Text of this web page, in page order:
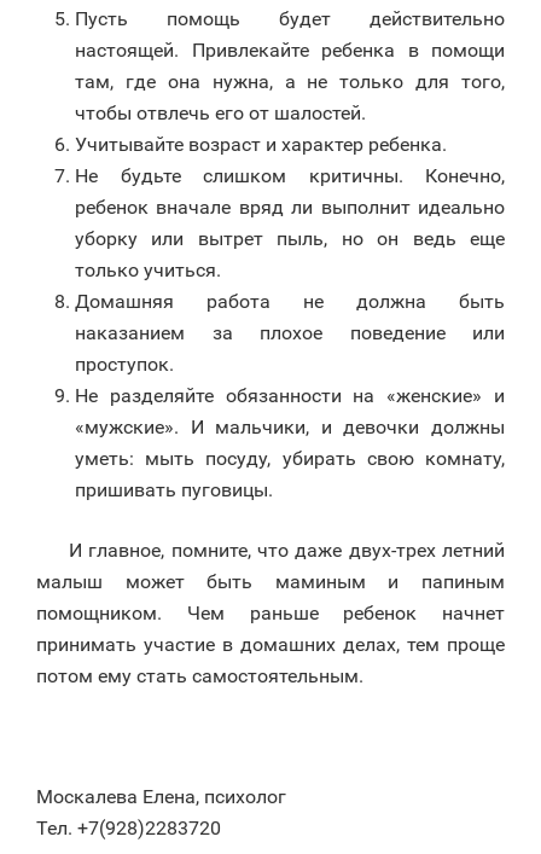
Пусть помощь будет действительно
настоящей. Привлекайте ребенка в помощи
там, где она нужна, а не только для того,
чтобы отвлечь его от шалостей.
Учитывайте возраст и характер ребенка.
Не будьте слишком критичны. Конечно,
ребенок вначале вряд ли выполнит идеально
уборку или вытрет пыль, но он ведь еще
только учиться.
Домашняя работа не должна быть
наказанием за плохое поведение или
проступок.
Не разделяйте обязанности на «женские» и
«мужские». И мальчики, и девочки должны
уметь: мыть посуду, убирать свою комнату,
пришивать пуговицы.
И главное, помните, что даже двух-трех летний
малыш может быть маминым и папиным
помощником. Чем раньше ребенок начнет
принимать участие в домашних делах, тем проще
потом ему стать самостоятельным.
Москалева Елена, психолог
Тел. +7(928)2283720